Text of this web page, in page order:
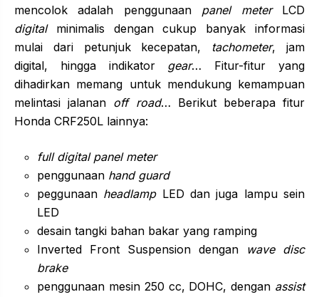
mencolok adalah penggunaan panel meterLCD
digitalminimalis dengan cukup banyak informasi
mulai dari petunjuk kecepatan, tachometer, jam
digital, hingga indikator gear… Fitur-fitur yang
dihadirkan memang untuk mendukung kemampuan
melintasi jalanan off road… Berikut beberapa fitur
Honda CRF250L lainnya:
full digital panel meter
penggunaan hand guard
peggunaan headlampLED dan juga lampu sein
LED
desain tangki bahan bakar yang ramping
Inverted Front Suspension dengan wave disc
brake
penggunaan mesin 250 cc, DOHC, dengan assist